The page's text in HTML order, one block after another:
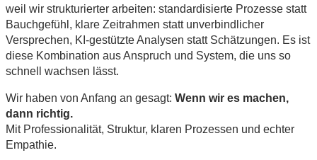
weil wir strukturierter arbeiten: standardisierte Prozesse statt
Bauchgefühl, klare Zeitrahmen statt unverbindlicher
Versprechen, KI-gestützte Analysen statt Schätzungen. Es ist
diese Kombination aus Anspruch und System, die uns so
schnell wachsen lässt.
Wir haben von Anfang an gesagt: Wenn wir es machen,
dann richtig.
Mit Professionalität, Struktur, klaren Prozessen und echter
Empathie.